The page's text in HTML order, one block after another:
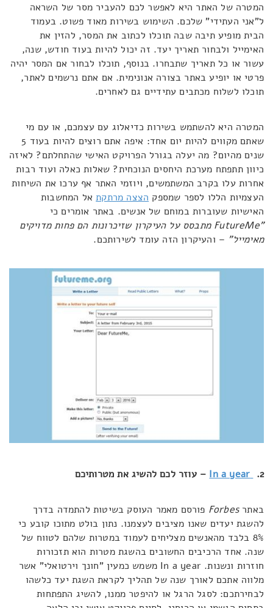
המטרה של האתר היא לאפשר לכם להעביר מסר של השראה
ל"אני העתידי" שלכם. השימוש בשירות מאוד פשוט. בעמוד
הבית מופיע תיבה שבה תוכלו לכתוב את המסר, להזין את
האימייל ולבחור תאריך יעד. זה יכול להיות בעוד חודש, שנה,
עשור או כל תאריך שתבחרו. בנוסף, תוכלו לבחור אם המסר יהיה
פרטי או יופיע באתר בצורה אנונימית. אם אתם נרשמים לאתר,
תוכלו לשלוח מכתבים עתידיים גם לאחרים.
המטרה היא להשתמש בשירות כדיאלוג עם עצמכם, או עם מי
שאתם מקווים להיות יום אחד: איפה אתם רוצים להיות בעוד 5
שנים מהיום? מה יעלה בגורל הפרויקט האישי שהתחלתם? לאיזה
כיוון תתפתח מערכת היחסים הנוכחית? שאלות כאלה ועוד רבות
אחרות עלו בקרב המשתמשים, ויוזמי האתר אף ערכו את השיחות
העצמיות הללו לספר שמספק הצצה מרתקתאל המחשבות
האישיות שעוברות במוחם של אנשים. באתר אומרים כי
"
FutureMe מתבסס על העיקרון שזיכרונות הם פחות מדויקים
מאימייל" – והעיקרון הזה עומד לשירותכם.
2.
In a year – עוזר לכם להשיג את מטרותיכם
באתרForbes פורסם מאמר העוסק בשיטות להתמדה בדרך
להשגת יעדים שאנו מציבים לעצמנו. נתון בולט מתוכו קובע כי
8% בלבד מהאנשים מצליחים לעמוד במטרות שלהם לטווח של
שנה. אחד הרכיבים החשובים בהשגת מטרות הוא תזכורות
חוזרות ונשנות. In a year משמש כמעין "חונך וירטואלי" אשר
מלווה אתכם לאורך שנה של תהליך לקראת השגת יעד כלשהו
לבחירתכם: לסגל הרגל או להיפטר ממנו, להשיג התפתחות